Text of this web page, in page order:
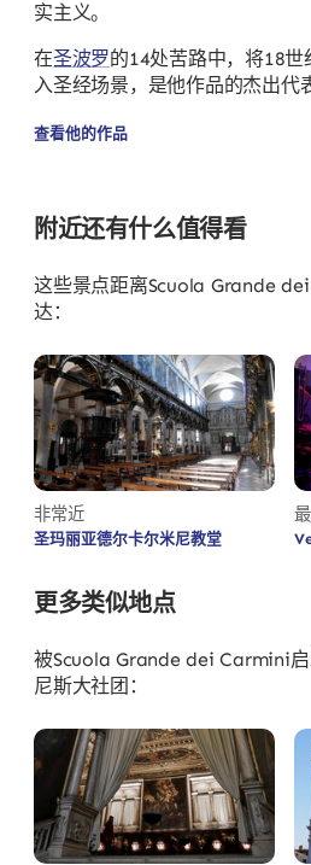
实主义。
在圣波罗的14处苦路中，将18
入圣经场景，是他作品的杰出代
查看他的作品
附近还有什么值得看
这些景点距离Scuola Grande
达：
非常近
圣玛丽亚德尔卡尔米尼教堂
更多类似地点
被Scuola Grande dei Carmini
尼斯大社团：